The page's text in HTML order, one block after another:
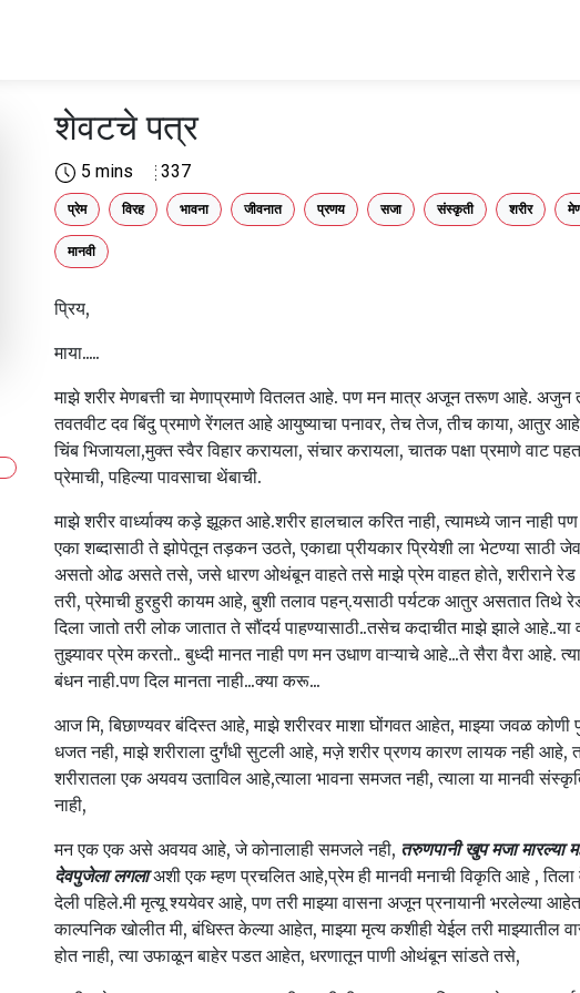
शेवटचे पत्र
5 mins 337
प्रेम विरह भावना जीवनात प्रणय सजा संस्कृती शरीर
मानवी
प्रिय,
माया.....
माझे शरीर मेणबत्ती चा मेणाप्रमाणे वितलत आहे. पण मन मात्र अजून तरूण आहे. अजुन
तवतवीट दव बिंदु प्रमाणे रेंगलत आहे आयुष्याचा पनावर, तेच तेज, तीच काया, आतुर
चिंब भिजायला,मुक्त स्वैर विहार करायला, संचार करायला, चातक पक्षा प्रमाणे वाट
प्रेमाची, पहिल्या पावसाचा थेंबाची.
माझे शरीर वार्ध्याक्य कड़े झूकत आहे.शरीर हालचाल करित नाही, त्यामध्ये जान नाही
एका शब्दासाठी ते झोपेतून तड़कन उठते, एकाद्या प्रीयकार प्रियेशी ला भेटण्या साठी
असतो ओढ असते तसे, जसे धारण ओथंबून वाहते तसे माझे प्रेम वाहत होते, शरीराने रेड
तरी, प्रेमाची हुरहुरी कायम आहे, बुशी तलाव पहन्.यसाठी पर्यटक आतुर असतात तिथे
दिला जातो तरी लोक जातात ते सौंदर्य पाहण्यासाठी..तसेच कदाचीत माझे झाले आहे..या
तुझ्यावर प्रेम करतो.. बुध्दी मानत नाही पण मन उधाण वाऱ्याचे आहे...ते सैरा वैरा आहे.
बंधन नाही.पण दिल मानता नाही...क्या करू...
आज मि, बिछाण्यवर बंदिस्त आहे, माझे शरीरवर माशा घोंगवत आहेत, माझ्या जवळ कोणी
धजत नही, माझे शरीराला दुर्गंधी सुटली आहे, मज़े शरीर प्रणय कारण लायक नही आहे,
शरीरातला एक अयवय उताविल आहे,त्याला भावना समजत नही, त्याला या मानवी
नाही,
मन एक एक असे अवयव आहे, जे कोनालाही समजले नही, तरुणपानी खुप मजा मारल्या
देवपुजेला लगलाअशी एक म्हण प्रचलित आहे,प्रेम ही मानवी मनाची विकृति आहे ,
देली पहिले.मी मृत्यू श्ययेवर आहे, पण तरी माझ्या वासना अजून प्रनायानी भरलेल्या
काल्पनिक खोलीत मी, बंधिस्त केल्या आहेत, माझ्या मृत्य कशीही येईल तरी माझ्यातील
होत नाही, त्या उफाळून बाहेर पडत आहेत, धरणातून पाणी ओथंबून सांडते तसे,